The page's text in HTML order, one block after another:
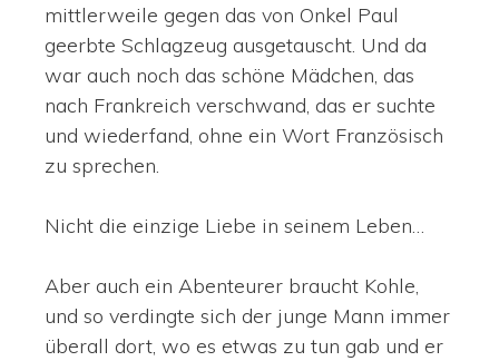
mittlerweile gegen das von Onkel Paul
geerbte Schlagzeug ausgetauscht. Und da
war auch noch das schöne Mädchen, das
nach Frankreich verschwand, das er suchte
und wiederfand, ohne ein Wort Französisch
zu sprechen.
Nicht die einzige Liebe in seinem Leben…
Aber auch ein Abenteurer braucht Kohle,
und so verdingte sich der junge Mann immer
überall dort, wo es etwas zu tun gab und er